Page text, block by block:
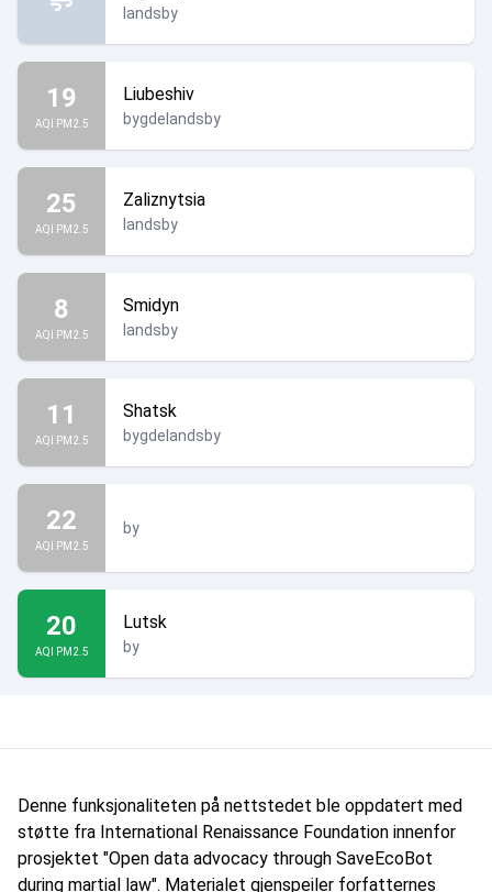
landsby
19
AQI PM2.5
Liubeshiv
bygdelandsby
25
AQI PM2.5
Zaliznytsia
landsby
8
AQI PM2.5
Smidyn
landsby
11
AQI PM2.5
Shatsk
bygdelandsby
22
AQI PM2.5
by
20
AQI PM2.5
Lutsk
by
Denne funksjonaliteten på nettstedet ble oppdatert med
støtte fra International Renaissance Foundation innenfor
prosjektet "Open data advocacy through SaveEcoBot
during martial law". Materialet gjenspeiler forfatternes